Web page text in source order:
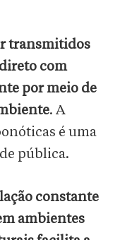
transmitidos
com
por meio de
. A
é uma
pública.
constante
ambientes